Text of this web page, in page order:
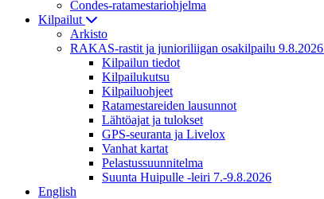
Condes-ratamestariohjelma
Kilpailut
Arkisto
RAKAS-rastit ja junioriliigan osakilpailu 9.8.2026
Kilpailun tiedot
Kilpailukutsu
Kilpailuohjeet
Ratamestareiden lausunnot
Lähtöajat ja tulokset
GPS-seuranta ja Livelox
Vanhat kartat
Pelastussuunnitelma
Suunta Huipulle -leiri 7.-9.8.2026
English